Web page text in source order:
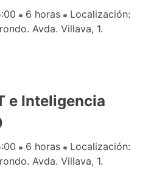
6 horas
Localización:
Avda. Villava, 1.
e Inteligencia
6 horas
Localización:
Avda. Villava, 1.